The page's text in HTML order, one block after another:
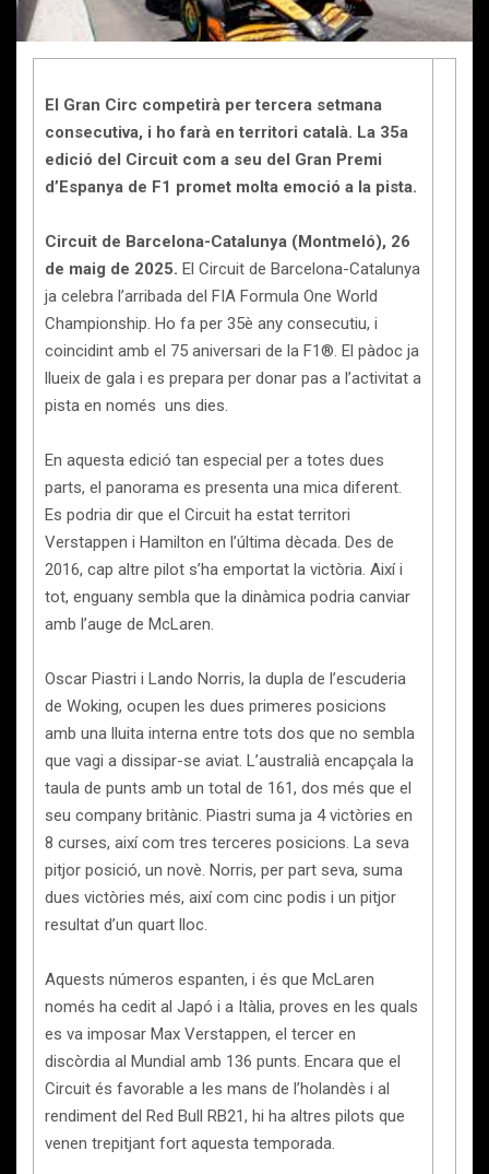
El Gran Circ competirà per tercera setmana
consecutiva, i ho farà en territori català. La 35a
edició del Circuit com a seu del Gran Premi
d’Espanya de F1 promet molta emoció a la pista.
Circuit de Barcelona-Catalunya (Montmeló), 26
de maig de 2025. El Circuit de Barcelona-Catalunya
ja celebra l’arribada del FIA Formula One World
Championship. Ho fa per 35è any consecutiu, i
coincidint amb el 75 aniversari de la F1®. El pàdoc ja
llueix de gala i es prepara per donar pas a l’activitat a
pista en només uns dies.
En aquesta edició tan especial per a totes dues
parts, el panorama es presenta una mica diferent.
Es podria dir que el Circuit ha estat territori
Verstappen i Hamilton en l’última dècada. Des de
2016, cap altre pilot s’ha emportat la victòria. Així i
tot, enguany sembla que la dinàmica podria canviar
amb l’auge de McLaren.
Oscar Piastri i Lando Norris, la dupla de l’escuderia
de Woking, ocupen les dues primeres posicions
amb una lluita interna entre tots dos que no sembla
que vagi a dissipar-se aviat. L’australià encapçala la
taula de punts amb un total de 161, dos més que el
seu company britànic. Piastri suma ja 4 victòries en
8 curses, així com tres terceres posicions. La seva
pitjor posició, un novè. Norris, per part seva, suma
dues victòries més, així com cinc podis i un pitjor
resultat d’un quart lloc.
Aquests números espanten, i és que McLaren
només ha cedit al Japó i a Itàlia, proves en les quals
es va imposar Max Verstappen, el tercer en
discòrdia al Mundial amb 136 punts. Encara que el
Circuit és favorable a les mans de l’holandès i al
rendiment del Red Bull RB21, hi ha altres pilots que
venen trepitjant fort aquesta temporada.